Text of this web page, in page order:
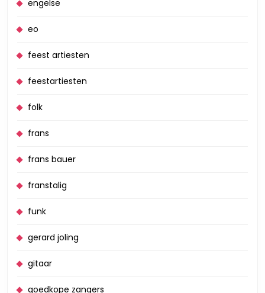
engelse
eo
feest artiesten
feestartiesten
folk
frans
frans bauer
franstalig
funk
gerard joling
gitaar
goedkope zangers